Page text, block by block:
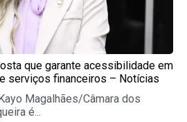
que garante acessibilidade em
serviços financeiros – Notícias
Magalhães/Câmara dos
é...